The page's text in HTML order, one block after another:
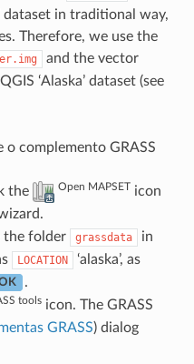
dataset in traditional way,
Therefore, we use the
and the vector
‘Alaska’ dataset (see
o complemento GRASS
the
Open MAPSET icon
the folder
grassdata
in
LOCATION ‘alaska’, as
.
toolsicon. The GRASS
GRASS) dialog